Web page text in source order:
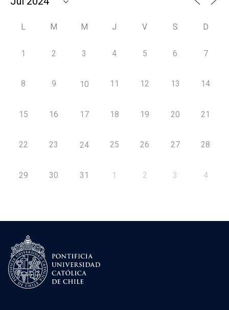
L M M J V S D
1 2 3 4 5 6 7
8 9 10 11 12 13 14
15 16 17 18 19 20 21
22 23 24 25 26 27 28
29 30 31 1 2 3 4